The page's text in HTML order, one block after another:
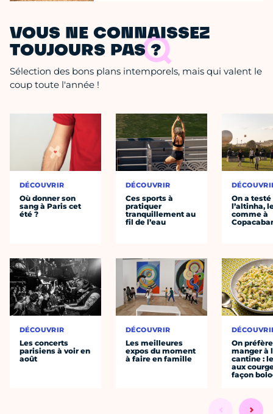
VOUS NE CONNAISSEZ
TOUJOURS PAS ?
Sélection des bons plans intemporels, mais qui valent le
coup toute l'année !
DÉCOUVRIR
Où donner son
sang à Paris cet
été ?
DÉCOUVRIR
Les concerts
parisiens à voir en
août
DÉCOUVRIR
Ces sports à
pratiquer
tranquillement au
fil de l’eau
DÉCOUVRIR
Les meilleures
expos du moment
à faire en famille
On a testé
l’altinha,
comme à
On préfère
manger à
cantine :
aux
façon